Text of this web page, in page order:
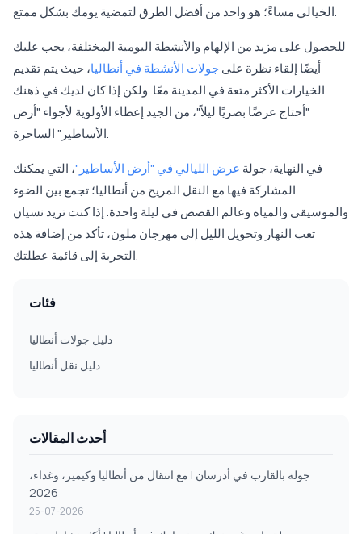
الخيالي مساءً؛ هو واحد من أفضل الطرق لتمضية يومك بشكل ممتع.
للحصول على مزيد من الإلهام والأنشطة اليومية المختلفة، يجب عليك
أيضًا إلقاء نظرة على جولات الأنشطة في أنطاليا، حيث يتم تقديم
الخيارات الأكثر متعة في المدينة معًا. ولكن إذا كان لديك في ذهنك
"أحتاج عرضًا بصريًا ليلاً"، من الجيد إعطاء الأولوية لأجواء "أرض
الأساطير" الساحرة.
في النهاية، جولة عرض الليالي في "أرض الأساطير"، التي يمكنك
المشاركة فيها مع النقل المريح من أنطاليا؛ تجمع بين الضوء
والموسيقى والمياه وعالم القصص في ليلة واحدة. إذا كنت تريد نسيان
تعب النهار وتحويل الليل إلى مهرجان ملون، تأكد من إضافة هذه
التجربة إلى قائمة عطلتك.
فئات
دليل جولات أنطاليا
دليل نقل أنطاليا
أحدث المقالات
جولة بالقارب في أدرسان | مع انتقال من أنطاليا وكيمير، وغداء،
2026
25-07-2026